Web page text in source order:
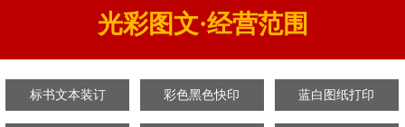
光彩图文·经营范围
标书文本装订 彩色黑色快印 蓝白图纸打印